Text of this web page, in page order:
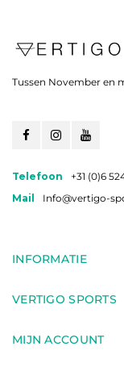
Tussen November en
Telefoon
+31 (0)6
Mail
Info@vertigo-
INFORMATIE
VERTIGO SPORTS
MIJN ACCOUNT